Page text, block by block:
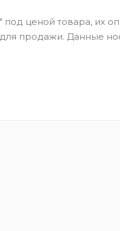
ценой товара, их
продажи. Данные